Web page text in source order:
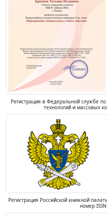
Регистрация в Федеральной службе
технологий и массовых
Регистрация Российской книжной
номер